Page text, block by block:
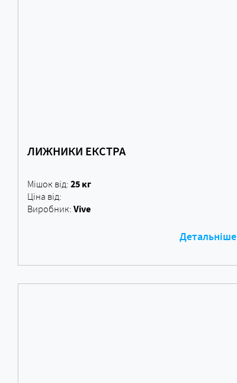
ЛИЖНИКИ ЕКСТРА
Мішок від: 25 кг
Ціна від:
Виробник: Vive
Детальніше